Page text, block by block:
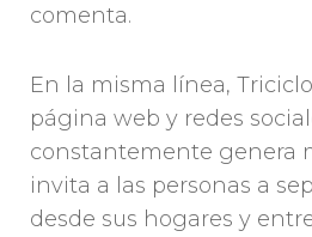
comenta.
En la misma línea,
página web y redes
constantemente genera
invita a las personas a
desde sus hogares y